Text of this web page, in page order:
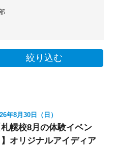
絞り込む
年8月30日（日）
札幌校8月の体験イベン
】オリジナルアイディア